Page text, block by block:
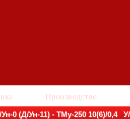
Производство
0 (Д/Ун-11) - ТМу-250 10(6)/0,4